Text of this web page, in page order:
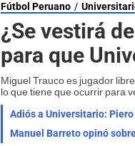
Fútbol Peruano
¿Se vestirá
para que
Miguel Trauco es jugador
lo que tiene que ocurrir para
Adiós a Universitario:
Manuel Barreto opinó